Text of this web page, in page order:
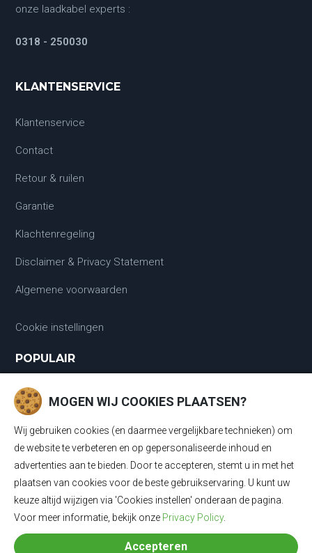
onze laadkabel experts :
0318 - 250030
KLANTENSERVICE
Klantenservice
Contact
Retour & ruilen
Garantie
Klachtenregeling
Disclaimer & Privacy Statement
Algemene voorwaarden
Cookie instellingen
POPULAIR
Laadkabels
Laadkabels Type 1
Laadkabels Type 2
Mobiele Thuisladers Type 2 en Type 1
Mobiele Thuisladers Type 1
MOGEN WIJ COOKIES PLAATSEN?
Wij gebruiken cookies (en daarmee vergelijkbare technieken) om
de website te verbeteren en op gepersonaliseerde inhoud en
advertenties aan te bieden. Door te accepteren, stemt u in met het
plaatsen van cookies voor de beste gebruikservaring. U kunt uw
keuze altijd wijzigen via 'Cookies instellen' onderaan de pagina.
Voor meer informatie, bekijk onze Privacy Policy.
Accepteren